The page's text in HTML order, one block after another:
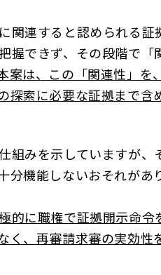
連すると認められる
できず、その段階で
案は、この「関連性」を
索に必要な証拠まで含
みを示していますが
機能しないおそれが
的に職権で証拠開示命
、再審請求審の実効